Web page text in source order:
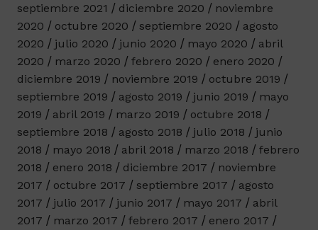
septiembre 2021
diciembre 2020
noviembre
2020
octubre 2020 septiembre 2020
agosto
2020
julio 2020 junio 2020 mayo 2020
abril
2020
marzo 2020 febrero 2020
enero 2020
diciembre 2019
noviembre 2019
octubre 2019
septiembre 2019
agosto 2019 junio 2019
mayo
2019
abril 2019 marzo 2019
octubre 2018
septiembre 2018
agosto 2018 julio 2018
junio
2018
mayo 2018 abril 2018 marzo 2018
febrero
2018
enero 2018 diciembre 2017
noviembre
2017
octubre 2017 septiembre 2017
agosto
2017
julio 2017 junio 2017 mayo 2017
abril
2017
marzo 2017 febrero 2017
enero 2017